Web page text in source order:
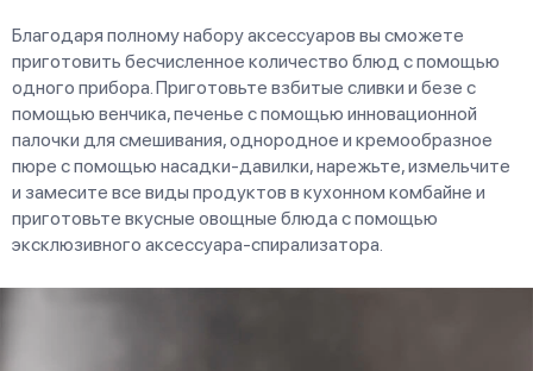
Благодаря полному набору аксессуаров вы сможете
приготовить бесчисленное количество блюд с помощью
одного прибора. Приготовьте взбитые сливки и безе с
помощью венчика, печенье с помощью инновационной
палочки для смешивания, однородное и кремообразное
пюре с помощью насадки-давилки, нарежьте, измельчите
и замесите все виды продуктов в кухонном комбайне и
приготовьте вкусные овощные блюда с помощью
эксклюзивного аксессуара-спирализатора.